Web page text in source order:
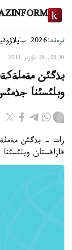
ترەند:2026-سايلاۋ
08:30, 25 ناۋرىز 2011
بذگئن
وبلئسئنا
رات - بذگئن
قازاقستان